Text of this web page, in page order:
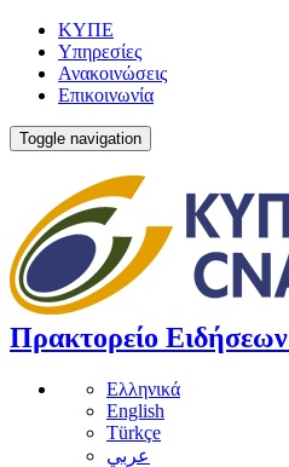
ΚΥΠΕ
Υπηρεσίες
Ανακοινώσεις
Επικοινωνία
Toggle navigation
Πρακτορείο Ειδήσεων
Ελληνικά
English
Türkçe
عربي